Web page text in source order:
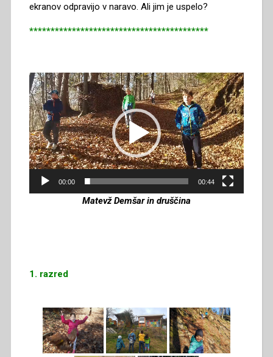
ekranov odpravijo v naravo. Ali jim je uspelo?
******************************************
Predvajalnik
videa
00:00 00:44
Matevž Demšar in druščina
1. razred